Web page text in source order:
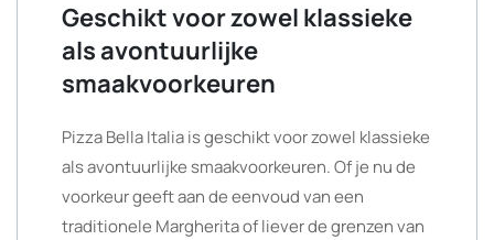
Geschikt voor zowel klassieke
als avontuurlijke
smaakvoorkeuren
Pizza Bella Italia is geschikt voor zowel klassieke
als avontuurlijke smaakvoorkeuren. Of je nu de
voorkeur geeft aan de eenvoud van een
traditionele Margherita of liever de grenzen van